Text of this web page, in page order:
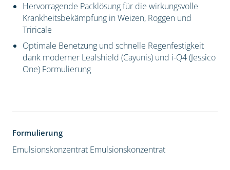
Hervorragende Packlösung für die wirkungsvolle
Krankheitsbekämpfung in Weizen, Roggen und
Triricale
Optimale Benetzung und schnelle Regenfestigkeit
dank moderner Leafshield (Cayunis) und i-Q4 (Jessico
One) Formulierung
Formulierung
Emulsionskonzentrat Emulsionskonzentrat